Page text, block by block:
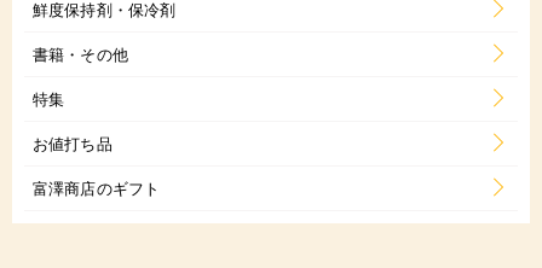
鮮度保持剤・保冷剤
書籍・その他
特集
お値打ち品
富澤商店のギフト